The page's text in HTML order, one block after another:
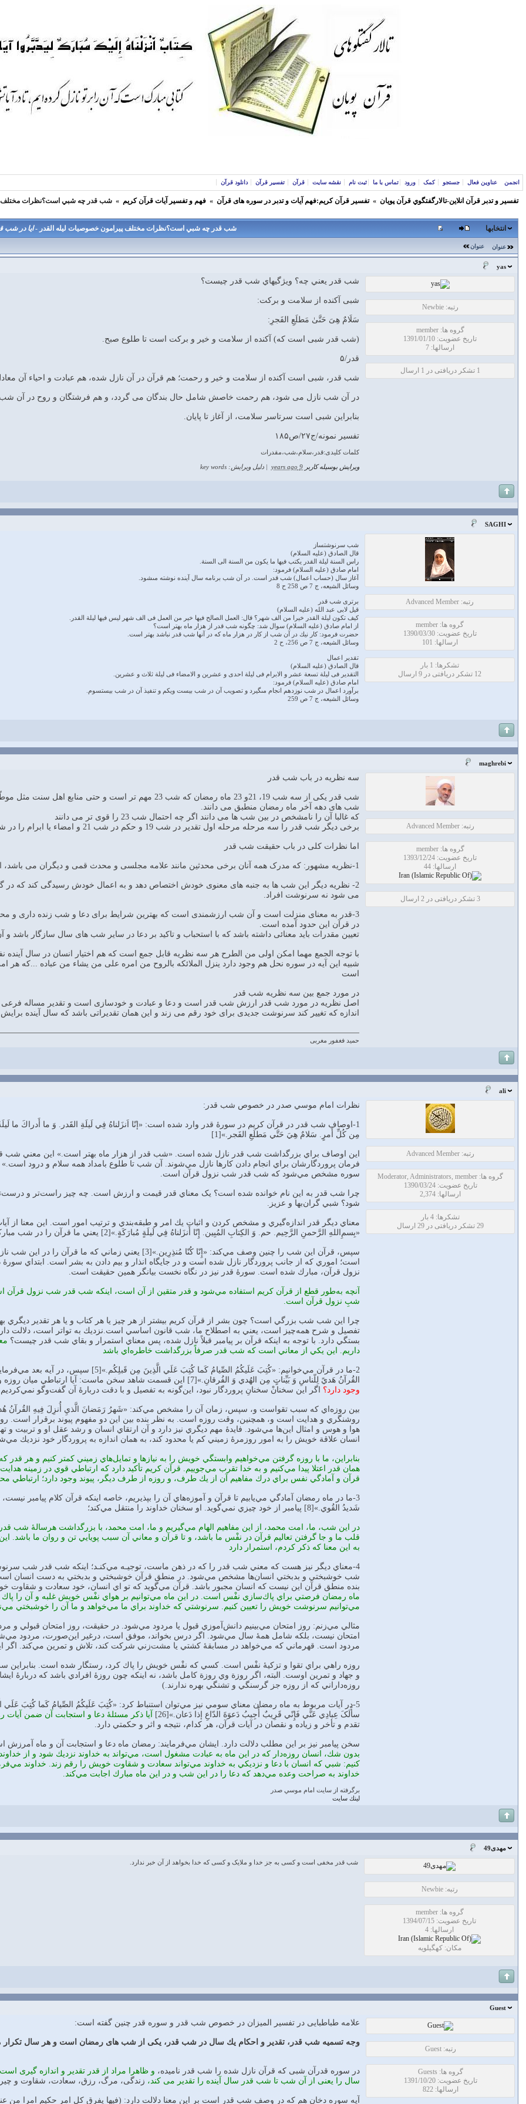
انجمن عناوین فعال جستجو کمک ورود تماس با ما ثبت نام نقشه سایت قرآن تفسیر قرآن دانلود قرآن
تفسير و‌ تدبر قرآن انلاين-تالارگفتگوي قرآن پویان » تفسير قرآن كريم:فهم آيات و تدبر در سوره های قرآن » فهم و تفسير آيات قرآن كريم » شب قدر چه شبي است؟نظرات مختلف
شب قدر چه شبي است؟نظرات مختلف پيرامون خصوصيات ليله القدر -ايا در شب انتخابها
عنوان عنوان
yas
رتبه: Newbie
گروه ها: member
تاریخ عضویت: 1391/01/10
ارسالها: 7
1 تشکر دریافتی در 1 ارسال
شب قدر يعني چه؟ ويژگيهاي شب قدر چيست؟
شبی آکنده از سلامت و برکت:
سَلَامٌ هِیَ حَتَّیٰ مَطلَعِ الفَجرِ:
(شب قدر شبی است که) آکنده از سلامت و خیر و برکت است تا طلوع صبح.
قدر/۵
شب قدر، شبی است آکنده از سلامت و خیر و رحمت؛ هم قرآن در آن نازل شده، هم عبادت و احیاء آن
در آن شب نازل می شود، هم رحمت خاصش شامل حال بندگان می گردد، و هم فرشتگان و روح در آن
بنابراین شبی است سرتاسر سلامت، از آغاز تا پایان.
تفسیر نمونه/ج۲۷/ص۱۸۵
کلمات کلیدی:قدر،سلام،شب،مقدرات
ویرایش بوسیله کاربر 9 years ago دلیل ویرایش: key words
SAGHI
رتبه: Advanced Member
گروه ها: member
تاریخ عضویت: 1390/03/30
ارسالها: 101
تشکرها: 1 بار
12 تشکر دریافتی در 9 ارسال
شب سرنوشت‏ساز
قال الصادق (عليه السلام)
راس السنة ليلة القدر يكتب فيها ما يكون من السنة الى السنة.
امام صادق (عليه السلام) فرمود:
آغاز سال (حساب اعمال) شب قدر است. در آن شب برنامه سال آينده نوشته مى‏شود.
وسائل الشيعه، ج 7 ص 258 ح 8
برترى شب قدر
قيل لابى عبد الله (عليه السلام)
كيف تكون ليلة القدر خيرا من الف شهر؟ قال: العمل الصالح فيها خير من العمل فى الف شهر ليس فيها ليلة القدر.
از امام صادق (عليه السلام) سوال شد: چگونه شب قدر از هزار ماه بهتر است؟
حضرت فرمود: كار نيك در آن شب از كار در هزار ماه كه در آنها شب قدر نباشد بهتر است.
وسائل الشيعه، ج 7 ص 256، ح 2
تقدير اعمال
قال الصادق (عليه السلام)
التقدير فى ليلة تسعة عشر و الابرام فى ليلة احدى و عشرين و الامضاء فى ليلة ثلاث و عشرين.
امام صادق (عليه السلام) فرمود:
برآورد اعمال در شب نوزدهم انجام مى‏گيرد و تصويب آن در شب بيست ويكم و تنفيذ آن در شب بيست‏سوم.
وسائل الشيعه، ج 7 ص 259
maghrebi
رتبه: Advanced Member
گروه ها: member
تاریخ عضویت: 1393/12/24
ارسالها: 44
3 تشکر دریافتی در 2 ارسال
سه نظریه در باب شب قدر
شب های دهه آخر ماه رمضان منطبق می دانند.
که غالبا آن را نامشخص در بین شب ها می دانند اگر چه احتمال شب 23 را قوی تر می دانند
برخی دیگر شب قدر را سه مرحله مرحله اول تقدیر در شب 19 و حکم در شب 21 و امضاء یا ابرام را در شب 23 می دانند.
اما نظرات کلی در باب حقیقت شب قدر
1-نظریه مشهور: که مدرک همه آنان برخی محدثین مانند علامه مجلسی و محدث قمی و دیگران می باشد، این که شب قدر مقدرات یک سال در آن مشخص می شود
2- نظریه دیگر این شب ها به جنبه های معنوی خودش اختصاص دهد و به اعمال خودش رسیدگی کند که
می شود نه سرنوشت افراد.
3-قدر به معنای منزلت است و آن شب ارزشمندی است که بهترین شرایط برای دعا و شب زنده
در قرآن این حدود آمده است.
تعیین مقدرات باید معنائی داشته باشد که با استحباب و تاکید بر دعا در سایر شب های سال سازگار باشد
با توجه الجمع مهما امکن اولی من الطرح هر سه نظریه قابل جمع است که هم اختیار انسان در سال آینده
شبیه این آیه در سوره نحل هم وجود دارد ینزل الملائکه بالروح من امره علی من یشاء من عباده
است
در مورد جمع بين سه نظريه شب قدر
اصل نظريه در مورد شب قدر ارزش شب قدر است و دعا و عبادت و خودسازى است و تقدير مساله فرعى
اندازه كه تغيير كند سرنوشت جديدى براى خود رقم مى زند و اين همان تقديراتى باشد كه سال آينده
حمید فغفور مغربی
ali
رتبه: Advanced Member
گروه ها: Moderator, Administrators, member
تاریخ عضویت: 1390/03/24
ارسالها: 2,374
تشکرها: 4 بار
29 تشکر دریافتی در 29 ارسال
نظرات امام موسي صدر در خصوص شب قدر:
1-اوصاف شب‌ قدر در قرآن‌ كريم‌ در سورۀ قدر وارد شده‌ است: «إنّا اَنزَلناهُ‌ فِي‌ لَيلَةِ‌ القَدر. وَ ما أَدراكَ‌ ما
مِن‌ كُلِّ‌ أَمرٍ. سَلامٌ‌ هِيَ‌ حَتَّي‌ مَطلَعِ‌ الفَجر.»[1]
اين‌ اوصاف‌ براي‌ بزرگداشت‌ شب‌ قدر نازل‌ شده‌ است. «شب‌ قدر از هزار ماه‌ بهتر است.» اين‌ معني‌
فرمان‌ پروردگارشان براي انجام دادن کارها نازل‌ مي‌شوند. آن شب تا طلوع‌ بامداد همه سلام و درود
سوره‌ مشخص‌ مي‌شود كه‌ شب‌ قدر شب‌ نزول‌ قرآن‌ است.‌
چرا شب‌ قدر به‌ اين‌ نام‌ خوانده‌ شده‌ است؟ يک معناي‌ قدر قيمت‌ و ارزش‌ است. چه‌ چيز راست‌تر و درست‌تر
شود؟ شبي‌ گران‌بها و عزيز.
معناي‌ ديگر قدر اندازه‌گيري‌ و مشخص‌ کردن‌ و اثبات‌ يك‌ امر و طبقه‌بندي‌ و ترتيب‌ امور است.‌ اين‌ معنا از
«بِسمِ‌اللهِ‌ الرَّحمنِ‌ الرَّحِيم.‌ حم. وَ الكِتابِ‌ المُبِين. إِنّا أَنزَلناهُ‌ فِي‌ لَيلَةٍ‌ مُبارَكَةٍ.»[2] يعني‌ ما قرآن‌ را در شب‌ مباركي‌ كه‌ شب‌ قدر است‌ فرو فرستاديم.‌
سپس‌، قرآن‌ اين‌ شب‌ را چنين‌ وصف‌ مي‌كند: «إِنّا كُنّا مُنذِرِين.‌»[3]
است؛ اموري‌ كه‌ از جانب‌ پروردگار نازل‌ شده‌ است‌ و در جايگاه‌ انذار و بيم‌ دادن به‌ بشر است. ابتداي‌
نزول‌ قرآن‌، مبارك‌ شده‌ است. سورۀ قدر نيز در نگاه‌ نخست بيانگر همين‌ حقيقت‌ است.
آنچه‌ به‌طور قطع‌ از قرآن‌ كريم‌ استفاده‌ مي‌شود و قدر متقین از آن است،‌ اينكه‌ شب‌ قدر شب‌ نزول‌
شب‌ِ نزول‌ قرآن‌ است.
چرا اين‌ شب‌ شب‌ بزرگي‌ است؟‌ چون‌ بشر از قرآن‌ كريم‌ بيشتر از هر چيز يا هر كتاب‌ و يا هر تقدير ديگري‌
تفصيل‌ و شرح‌ همه‌چيز است،‌ يعني‌ به‌ اصطلاح‌ ما، شب‌ قانون‌ اساسي‌ است.نزديك‌ به‌ تواتر است،‌ دلالت‌
بستگي‌ دارد. با توجه‌ به‌ اينكه‌ قرآن‌ بر پيامبر قبلاً‌ نازل‌ شده‌، پس‌ معناي‌ استمرار و بقاي‌ شب‌ قدر چيست؟
داريم. اين‌ يكي‌ از معاني‌ است كه‌ شب‌ قدر صرفاً‌ بزرگداشت خاطره‌اي باشد
القُرآنُ‌ هَديً‌ لِلّناسِ‌ وَ بَيِّناتٍ‌ مِن‌ الهُدي‌ وَ الفُرقانِ.»‌[7] اين‌ قسمت‌ شاهد سخن ماست:‌ آيا ارتباطي‌ ميان‌ روزه‌ و ماه‌ رمضان‌ وجود دارد؟
وجود دارد؟ اگر اين‌ سخنانْ سخنان‌ِ پروردگار نبود، اين‌گونه‌ به‌ تفصيل‌ و با دقت‌ دربارۀ آن‌ گفت‌وگو
بين روزه‌اي‌ كه‌ سبب‌ تقواست‌ و، سپس‌، زمان‌ آن‌ را مشخص‌ مي‌كند: «شَهرُ رَمَضانَ الَّذيِ‌ أُنزِلَ‌ فِيه‌ِ القُرآنُ‌
روشنگري‌ و هدايت است و، همچنين، وقت‌ روزه‌ است. به‌ نظر بنده‌ بين‌ اين‌ دو مفهوم‌ پيوند برقرار است.
هوا و هوس‌ و امثال اين‌ها مي‌شود. فايدۀ مهم‌ ديگري نيز دارد و آن‌ ارتقاي‌ انسان‌ و رشد عقل‌ او و تربيت‌ و
انسان‌ علاقة‌ خويش‌ را به‌ امور روزمرۀ زميني‌ كم‌ يا محدود كند، به‌ همان‌ اندازه‌ به‌ پروردگار خود نزديك‌
بنابراين،‌ ما با روزه‌ گرفتن‌ مي‌خواهيم‌ وابستگي‌ خويش‌ را به‌ نيازها و تمايل‌هاي‌ زميني‌ كمتر كنيم‌ و هر
همان‌ قدر اعتلا پيدا مي‌كنيم‌ و به‌ خدا تقرب‌ مي‌جوييم. قرآن‌ كريم‌ تأكيد دارد كه‌ ارتباطي‌ قوي‌ در زمينه
قرآن‌ و آمادگي‌ نفس‌ براي‌ درك‌ مفاهيم‌ آن‌ از يك‌ طرف،‌ و روزه‌ از طرف ديگر، پيوند وجود دارد؛ ارتباطي‌
3-ما در ماه‌ رمضان‌ آمادگي‌ مي‌يابيم‌ تا قرآن‌ و آموزه‌هاي‌ آن را بپذيريم، خاصه اينكه‌ قرآن‌ كلام‌ پيامبر
شَديدُ القُوي.»[8] پيامبر از خود چيزي‌ نمي‌گويد. او سخنان‌ خداوند را منتقل‌ مي‌كند؛
در اين‌ شب، ما، امت‌ محمد، از اين‌ مفاهيم‌ الهام‌ مي‌گيريم‌ و ما، امت‌ محمد، با بزرگداشت‌ هرسالۀ شب‌
قلب‌ ما و جا گرفتن‌ تعاليم‌ قرآن‌ در نفْس‌ ما باشد، و تا قرآن‌ و معاني‌ آن‌ سبب پويايي تن و روان ما باشد.
به‌ اين‌ معنا كه‌ ذكر كردم،‌ استمرار دارد
4-معناي‌ ديگر نيز هست‌ كه‌ معني‌ شب‌ قدر را که در ذهن‌ ماست، توجيـه‌ مي‌كنـد؛ اينکه شب قدر شب‌
شب‌ خوشبختي‌ و بدبختي‌ انسان‌ها مشخص‌ مي‌شود. در منطق‌ قرآن‌ خوشبختي‌ و بدبختي‌ به دست‌ انسان‌ است‌ و
بنده‌ منطق‌ قرآن‌ اين‌ نيست‌ كه‌ انسان‌ مجبور باشد. قرآن‌ مي‌گويد كه‌ تو اي‌ انسان،‌ خود سعادت‌ و شقاوت‌
ماه‌ رمضان‌ فرصتي براي‌ پاك‌سازي‌ نفْس‌ است‌. در اين‌ ماه‌ مي‌توانيم‌ بر هواي‌ نفْس خويش‌ غلبه‌ و آن را پاك‌
مي‌توانيم‌ سرنوشت‌ خويش‌ را تعيين‌ كنيم. سرنوشتي‌ كه‌ خداوند براي‌ ما مي‌خواهد و ما آن را خوشبختي‌
مثالي مي‌زنم: روز امتحان‌ مي‌بينيم‌ دانش‌آموزي قبول‌ يا مردود مي‌شود. در حقيقت،‌ روز امتحان‌
امتحان‌ نيست، بلكه‌ شامل همۀ سال‌ مي‌شود. اگر درس‌ بخواند، موفق‌ است،‌ درغير اين‌صورت،‌ مردود
مردود است. قهرماني‌ كه‌ مي‌خواهد در مسابقۀ كشتي‌ يا مشت‌زني‌ شركت‌ كند، تلاش‌ و تمرين‌ مي‌كند.
روزه‌ راهي‌ براي‌ تقوا و تزكيۀ نفْس‌ است. كسي كه‌ نفْس‌ خويش‌ را پاك‌ كرد، رستگار شده‌ است. بنابراين‌
و جهاد و تمرين‌ اوست.‌ البته،‌ اگر روزة‌ وي‌ روزة‌ كامل‌ باشد، نه‌ اينكه‌ چون روزۀ افرادي‌ باشد كه‌ دربارۀ
روزه‌داراني‌ كه‌ از روزه‌ جز گرسنگي‌ و تشنگي‌ بهره ندارند.)
5-در آيات مربوط به ماه رمضان معناي‌ سومي‌ نيز مي‌توان استنباط کرد: «كُتِبَ‌ عَلَيكُمُ‌ الصِّيامُ‌ كَما كُتِبَ‌ عَلَي‌
سأَلَکَ‌ عِبادِي‌ عَنَّي‌ فَإِنّي‌ قَرِيبٌ‌ أُجِيبُ‌ دَعوَةَ‌ الدّاعِ إذا دَعان.‌»[26]
آيا ذكر مسئلۀ دعا و استجابت‌ آن‌ ضمن‌
تقدم‌ و تأخر و زياده‌ و نقصان‌ در آيات‌ قرآن، هر كدام‌، نتيجه‌ و اثر و حكمتي‌ دارد.
سخن‌ پيامبر نيز بر اين‌ مطلب‌ دلالت‌ دارد. ايشان‌ مي‌فرمايند: رمضان‌ ماه‌ دعا و استجابت‌ آن‌ و ماه‌
بدون‌ شك،‌ انسان‌ روزه‌دار كه‌ در اين‌ ماه‌ به‌ عبادت‌ مشغول‌ است‌، مي‌تواند به‌ خداوند نزديك‌ شود و از
خداوند به‌ صراحت‌ وعده‌ مي‌دهد كه‌ دعا را در اين‌ شب‌ و در اين‌ ماه‌ مبارك‌ اجابت‌ مي‌كند.
برگرفته از سايت امام موسي صدر
لينك سايت
مهدی49
رتبه: Newbie
گروه ها: member
تاریخ عضویت: 1394/07/15
ارسالها: 4
مکان: کهگیلویه
شب قدر مخفی است و کسی به جز خدا و ملایک و کسی که خدا بخواهد از آن خبر ندارد.
Guest
رتبه: Guest
گروه ها: Guests
تاریخ عضویت: 1391/10/20
ارسالها: 822
علامه طباطبایی در تفسیر المیزان در خصوص شب قدر و سوره قدر چنین گفته است:
وجه تسميه شب قدر، تقدير و احكام يك سال در شب قدر، يكى از شب هاى رمضان است و هر سال
در سوره قدرآن شبى كه قرآن نازل شده را شب قدر ناميده، و ظاهرا مراد از قدر تقدير و اندازه
سال را يعنى از آن شب تا شب قدر سال آينده را تقدير مى كند، زندگى، مرگ، رزق، سعادت، شقاوت و
آيه سوره دخان هم كه در وصف شب قدر است بر اين معنا دلالت دارد: (فيها يفرق كل امر حكيم امرا من